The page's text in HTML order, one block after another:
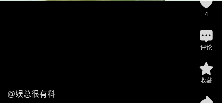
@娱总很有料
4
评论
收藏